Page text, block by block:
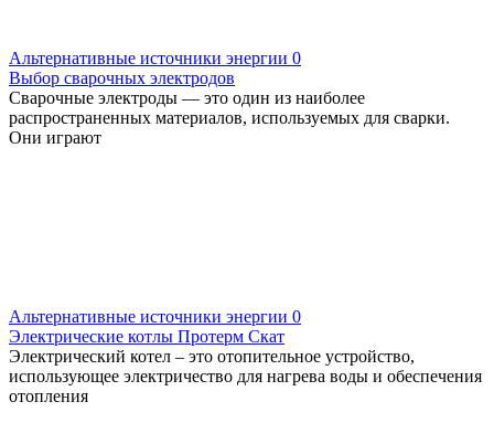
Альтернативные источники энергии 0
Выбор сварочных электродов
Сварочные электроды — это один из наиболее
распространенных материалов, используемых для сварки.
Они играют
Альтернативные источники энергии 0
Электрические котлы Протерм Скат
Электрический котел – это отопительное устройство,
использующее электричество для нагрева воды и обеспечения
отопления